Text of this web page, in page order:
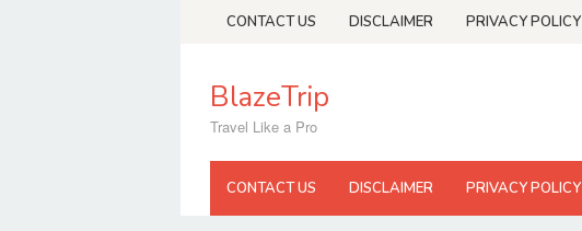
CONTACT US DISCLAIMER PRIVACY POLICY
BlazeTrip
Travel Like a Pro
CONTACT US DISCLAIMER PRIVACY POLICY